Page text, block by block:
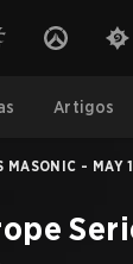
Artigos
MASONIC - MAY